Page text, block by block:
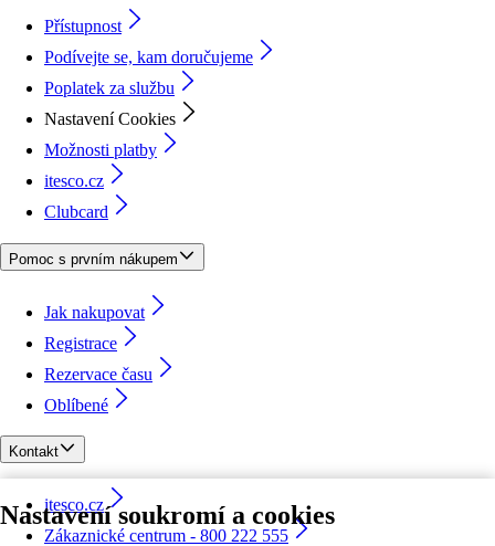
Nastavení soukromí a cookies
Přístupnost
Podívejte se, kam doručujeme
Poplatek za službu
Nastavení Cookies
Možnosti platby
itesco.cz
Clubcard
Pomoc s prvním nákupem
Jak nakupovat
Registrace
Rezervace času
Oblíbené
Kontakt
itesco.cz
Zákaznické centrum - 800 222 555